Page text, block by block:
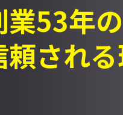
業53年の
頼され